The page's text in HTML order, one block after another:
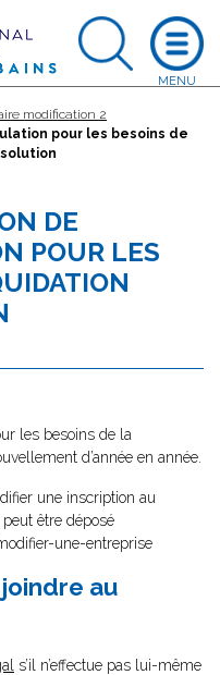
modification 2
pour les besoins de
DE
POUR LES
les besoins de la
d’année en année.
une inscription au
être déposé
une-entreprise
au
s’il n’effectue pas lui-même